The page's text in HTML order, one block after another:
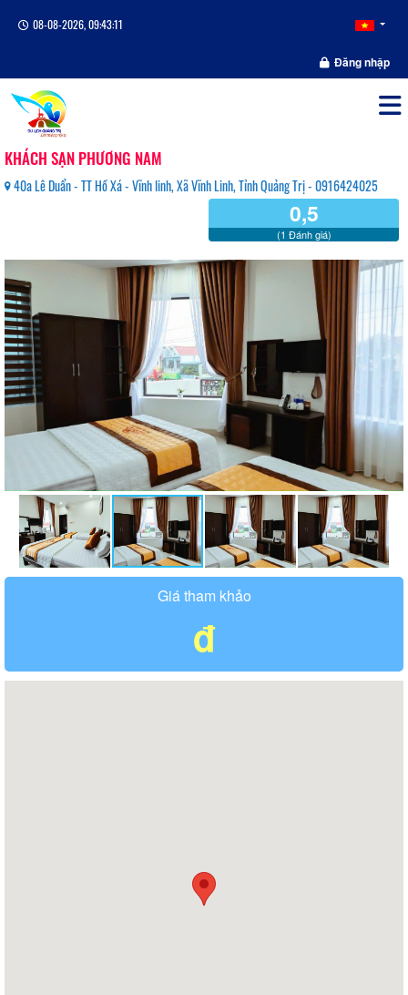
08-08-2026, 09:43:11
Đăng nhập
KHÁCH SẠN PHƯƠNG NAM
40a Lê Duẩn - TT Hồ Xá - Vĩnh linh, Xã Vĩnh Linh, Tỉnh Quảng Trị - 0916424025
0,5
(1 Đánh giá)
Giá tham khảo
đ